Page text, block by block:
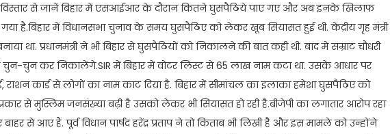
विस्तार से जानें बिहार में एसआईआर के दौरान कितने घुसपैठिये पाए गए और अब इनके खिलाफ
है.बिहार में विधानसभा चुनाव के समय घुसपैठिए को लेकर खूब सियासत हुई थी. केंद्रीय गृह मंत्री
था. प्रधानमंत्री ने भी बिहार से घुसपैठियों को निकालने की बात कही थी. बाद में सम्राट चौधरी
चुन कर निकालेंगे.SIR में बिहार में वोटर लिस्ट से 65 लाख नाम कटा था. उसके आधार पर
राशन कार्ड से लोगों का नाम काट दिया है. बिहार में सीमांचल का इलाका हमेशा घुसपैठिए को
से मुस्लिम जनसंख्या बढ़ी है उसको लेकर भी सियासत हो रही है.बीजेपी का लगातार आरोप रहा
से आए हैं. पूर्व विधान पार्षद हरेंद्र प्रताप ने तो किताब भी लिखी है और इस मामले को उन्होंने